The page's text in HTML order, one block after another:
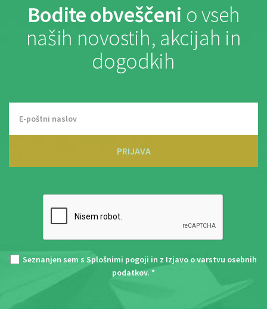
Bodite obveščeni o vseh
naših novostih, akcijah in
dogodkih
PRIJAVA
Seznanjen sem s Splošnimi pogoji in z Izjavo o varstvu osebnih
podatkov. *